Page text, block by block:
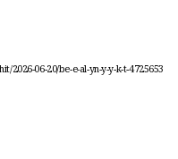
2026-06-20/be-e-al-yn-y-y-k-t-4725653